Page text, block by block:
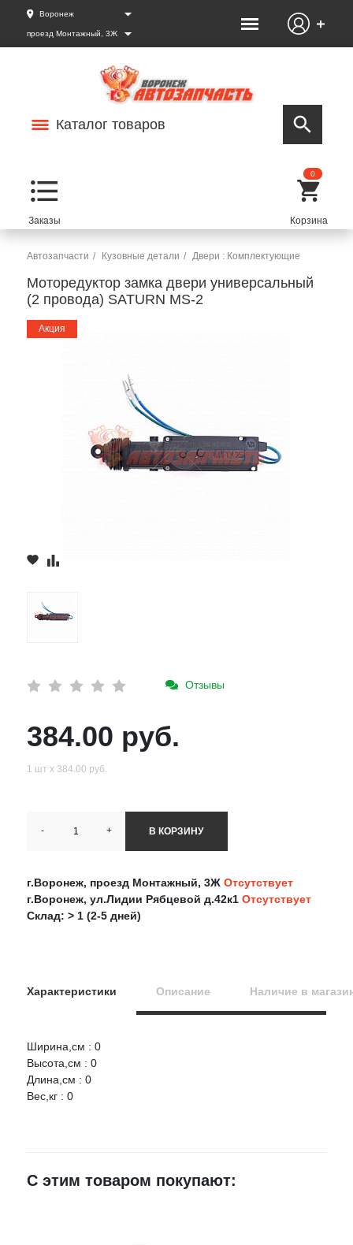
Воронеж
проезд Монтажный, 3Ж
Каталог товаров
0
Автозапчасти Кузовные детали Двери : Комплектующие
Моторедуктор замка двери универсальный
(2 провода) SATURN MS-2
Акция
Отзывы
384.00 руб.
1 шт х 384.00 руб.
- + В КОРЗИНУ
г.Воронеж, проезд Монтажный, 3Ж Отсутствует
г.Воронеж, ул.Лидии Рябцевой д.42к1 Отсутствует
Склад: > 1 (2-5 дней)
Характеристики Описание Наличие в
Ширина,см : 0
Высота,см : 0
Длина,см : 0
Вес,кг : 0
НАЛИЧИЕ
SATURN Моторедуктор замка двери универсальный (2
1 шт.
мкр.Уютный 9
384 руб.
Оцените товар:
Ваше имя
С этим товаром покупают: